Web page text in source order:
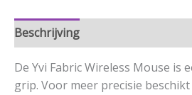
Beschrijving
De Yvi Fabric Wireless Mouse
grip. Voor meer precisie